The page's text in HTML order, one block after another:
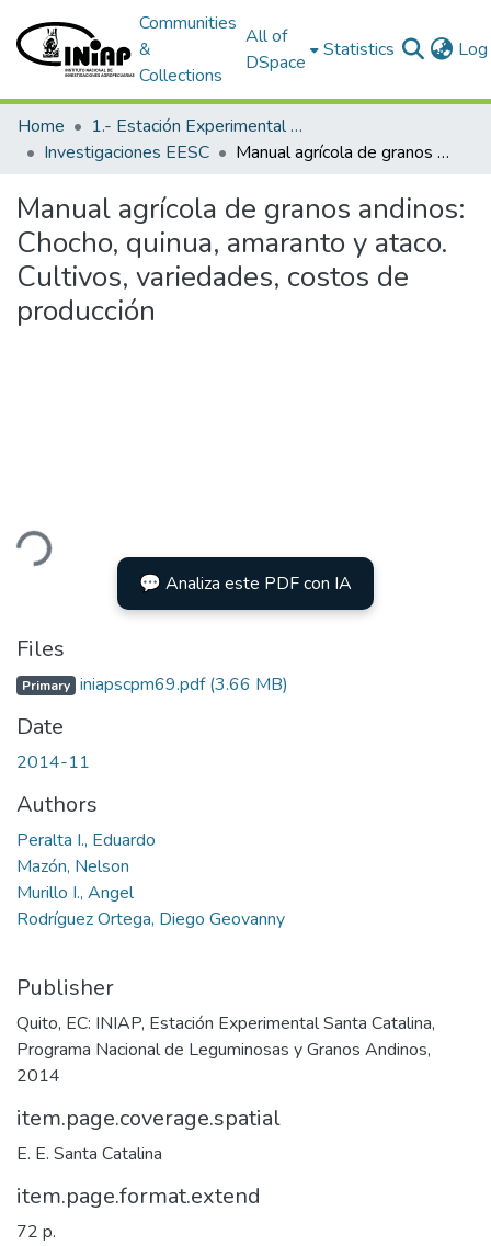
Communities
&
Collections
All of
DSpace
Statistics
Home
1.- Estación Experimental Santa Catalina
Investigaciones EESC
Manual agrícola de granos andinos: Chocho, quinua, amaranto y ataco. Cultivos, variedades, costos de producción
Manual agrícola de granos andinos:
Chocho, quinua, amaranto y ataco.
Cultivos, variedades, costos de
producción
💬 Analiza este PDF con IA
Files
Primary iniapscpm69.pdf(3.66 MB)
Date
2014-11
Authors
Peralta I., Eduardo
Mazón, Nelson
Murillo I., Angel
Rodríguez Ortega, Diego Geovanny
Publisher
Quito, EC: INIAP, Estación Experimental Santa Catalina,
Programa Nacional de Leguminosas y Granos Andinos,
2014
item.page.coverage.spatial
E. E. Santa Catalina
item.page.format.extend
72 p.